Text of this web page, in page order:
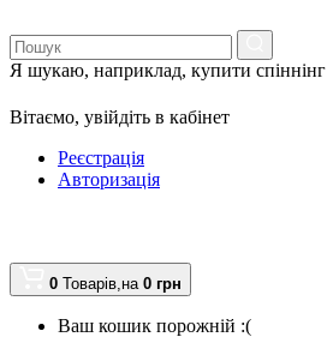
Я шукаю, наприклад, купити спіннінг
Вітаємо, увійдіть в кабінет
Реєстрація
Авторизація
0 Товарів,на 0 грн
Ваш кошик порожній :(